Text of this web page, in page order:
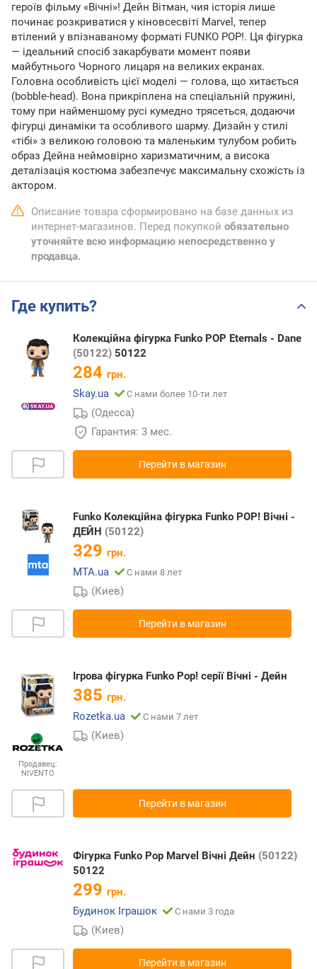
героїв фільму «Вічні»! Дейн Вітман, чия історія лише
починає розкриватися у кіновсесвіті Marvel, тепер
втілений у впізнаваному форматі FUNKO POP!. Ця фігурка
— ідеальний спосіб закарбувати момент появи
майбутнього Чорного лицаря на великих екранах.
Головна особливість цієї моделі — голова, що хитається
(bobble-head). Вона прикріплена на спеціальній пружині,
тому при найменшому русі кумедно трясеться, додаючи
фігурці динаміки та особливого шарму. Дизайн у стилі
«тібі» з великою головою та маленьким тулубом робить
образ Дейна неймовірно харизматичним, а висока
деталізація костюма забезпечує максимальну схожість із
актором.
Описание товара сформировано на базе данных из
интернет-магазинов. Перед покупкой обязательно
уточняйте всю информацию непосредственно у
продавца.
Где купить?
Колекційна фігурка Funko POP Eternals - Dane
(50122) 50122
284 грн.
Skay.ua
С нами более 10-ти лет
(Одесса)
Гарантия: 3 мес.
Перейти в магазин
Funko Колекційна фігурка Funko POP! Вічні -
ДЕЙН (50122)
329 грн.
MTA.ua
С нами 8 лет
(Киев)
Перейти в магазин
Продавец:
NIVENTO
Ігрова фігурка Funko Pop! серії Вічні - Дейн
385 грн.
Rozetka.ua
С нами 7 лет
(Киев)
Перейти в магазин
Фігурка Funko Pop Marvel Вічні Дейн (50122)
50122
299 грн.
Будинок Іграшок
С нами 3 года
(Киев)
Перейти в магазин